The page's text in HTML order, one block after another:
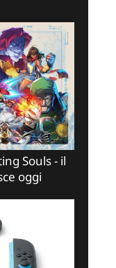
Souls - il
oggi